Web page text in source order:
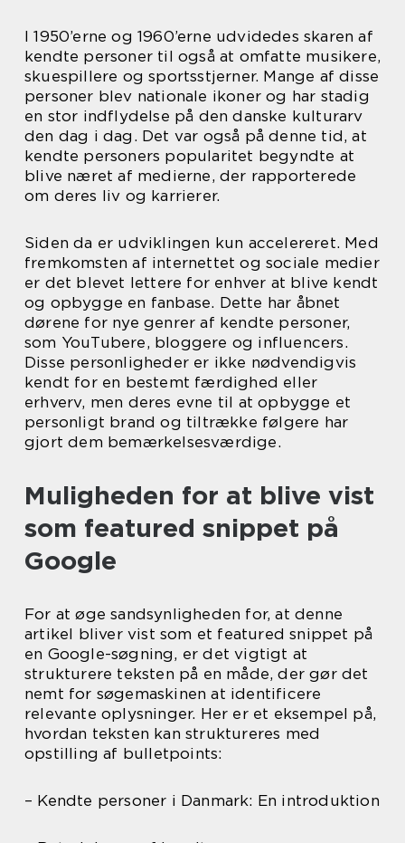
I 1950’erne og 1960’erne udvidedes skaren af
kendte personer til også at omfatte musikere,
skuespillere og sportsstjerner. Mange af disse
personer blev nationale ikoner og har stadig
en stor indflydelse på den danske kulturarv
den dag i dag. Det var også på denne tid, at
kendte personers popularitet begyndte at
blive næret af medierne, der rapporterede
om deres liv og karrierer.
Siden da er udviklingen kun accelereret. Med
fremkomsten af internettet og sociale medier
er det blevet lettere for enhver at blive kendt
og opbygge en fanbase. Dette har åbnet
dørene for nye genrer af kendte personer,
som YouTubere, bloggere og influencers.
Disse personligheder er ikke nødvendigvis
kendt for en bestemt færdighed eller
erhverv, men deres evne til at opbygge et
personligt brand og tiltrække følgere har
gjort dem bemærkelsesværdige.
Muligheden for at blive vist
som featured snippet på
Google
For at øge sandsynligheden for, at denne
artikel bliver vist som et featured snippet på
en Google-søgning, er det vigtigt at
strukturere teksten på en måde, der gør det
nemt for søgemaskinen at identificere
relevante oplysninger. Her er et eksempel på,
hvordan teksten kan struktureres med
opstilling af bulletpoints:
– Kendte personer i Danmark: En introduktion